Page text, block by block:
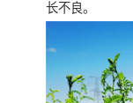
长不良。